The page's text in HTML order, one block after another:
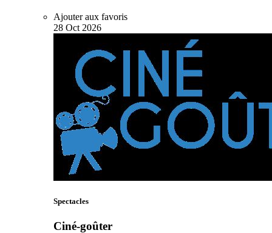
Ajouter aux favoris
28 Oct 2026
Spectacles
Ciné-goûter